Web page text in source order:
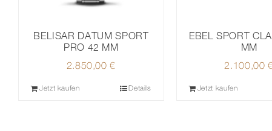
BELISAR DATUM SPORT
PRO 42 MM
2.850,00€
Jetzt kaufen Details
EBEL SPORT
MM
2.100,00
Jetzt kaufen